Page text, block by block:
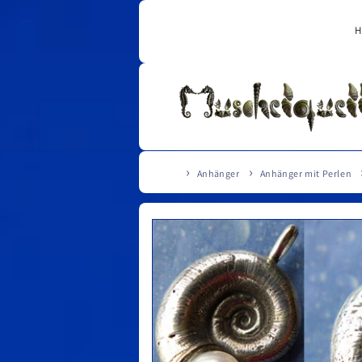
Anhänger Anhänger mit Perlen
Zu
Produktinformationen
springen